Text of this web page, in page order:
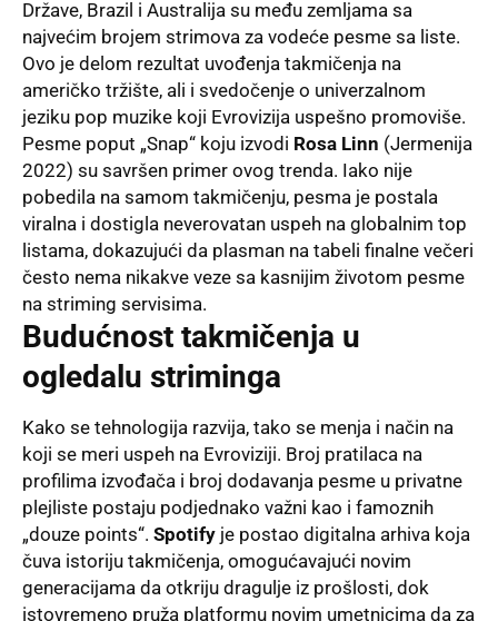
Države, Brazil i Australija su među zemljama sa
najvećim brojem strimova za vodeće pesme sa liste.
Ovo je delom rezultat uvođenja takmičenja na
američko tržište, ali i svedočenje o univerzalnom
jeziku pop muzike koji Evrovizija uspešno promoviše.
Pesme poput „Snap“ koju izvodi Rosa Linn (Jermenija
2022) su savršen primer ovog trenda. Iako nije
pobedila na samom takmičenju, pesma je postala
viralna i dostigla neverovatan uspeh na globalnim top
listama, dokazujući da plasman na tabeli finalne večeri
često nema nikakve veze sa kasnijim životom pesme
na striming servisima.
Budućnost takmičenja u
ogledalu striminga
Kako se tehnologija razvija, tako se menja i način na
koji se meri uspeh na Evroviziji. Broj pratilaca na
profilima izvođača i broj dodavanja pesme u privatne
plejliste postaju podjednako važni kao i famoznih
„douze points“. Spotify je postao digitalna arhiva koja
čuva istoriju takmičenja, omogućavajući novim
generacijama da otkriju dragulje iz prošlosti, dok
istovremeno pruža platformu novim umetnicima da za